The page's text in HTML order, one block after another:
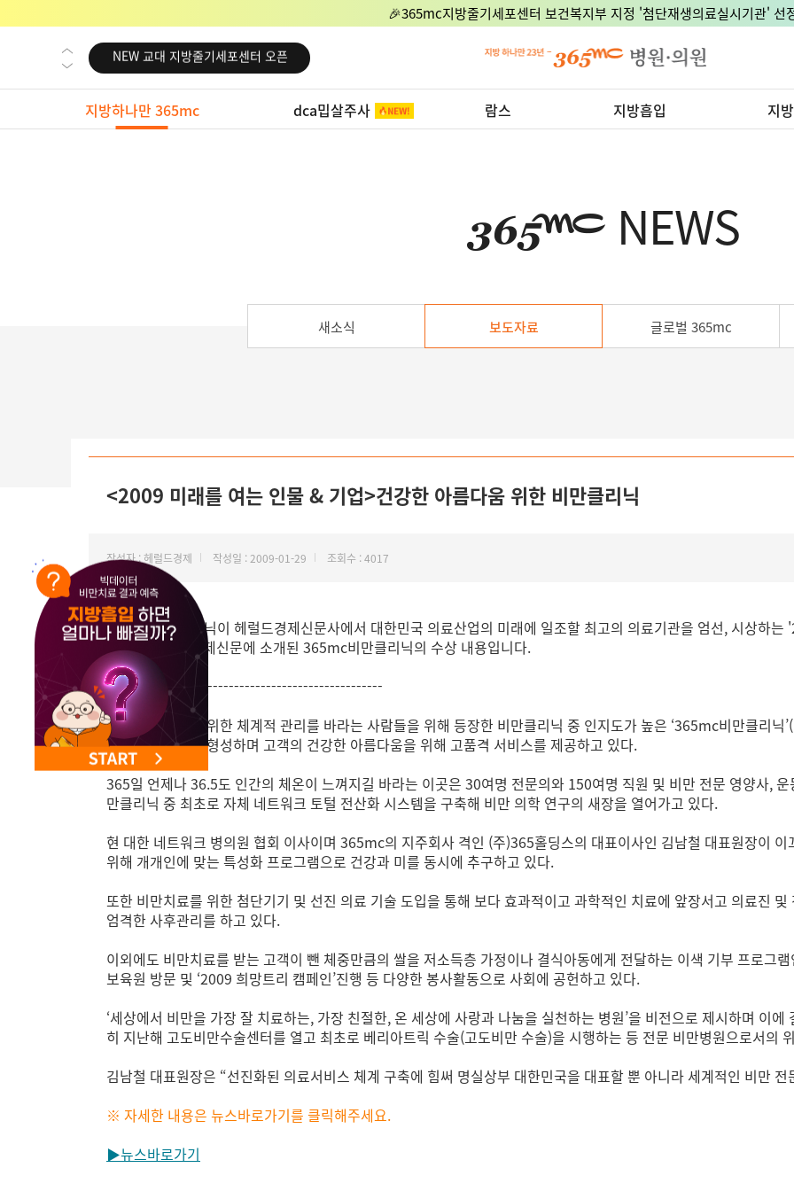
🎉365mc지방줄기세포센터 보건복지부 지정 '첨단재생의료실시기관' 선
NEW 교대 지방줄기세포센터 오픈
NEW 대전 지방줄기세포센터 오픈
NEW 노원 지방줄기세포센터 오픈
NEW 미국 LA점 오픈
NEW 미국 LA점 오픈
지방하나만 365mc dca밉살주사 람스 지방흡입 지
NEWS
새소식 보도자료 글로벌 365mc
<2009 미래를 여는 인물 & 기업>건강한 아름다움 위한 비만클리닉
작성자 : 헤럴드경제 작성일 : 2009-01-29 조회수 : 4017
365mc비만클리닉이 헤럴드경제신문사에서 대한민국 의료산업의 미래에 일조할 최고의 의료기관을 엄선, 시상하
아래는 헤럴드경제신문에 소개된 365mc비만클리닉의 수상 내용입니다.
----------------------------------------------------
다이어트 성공을 위한 체계적 관리를 바라는 사람들을 위해 등장한 비만클리닉 중 인지도가 높은 ‘365mc비만클리
개의 네트워크를 형성하며 고객의 건강한 아름다움을 위해 고품격 서비스를 제공하고 있다.
365일 언제나 36.5도 인간의 체온이 느껴지길 바라는 이곳은 30여명 전문의와 150여명 직원 및 비만 전문 영양사,
만클리닉 중 최초로 자체 네트워크 토털 전산화 시스템을 구축해 비만 의학 연구의 새장을 열어가고 있다.
현 대한 네트워크 병의원 협회 이사이며 365mc의 지주회사 격인 (주)365홀딩스의 대표이사인 김남철 대표원장이
위해 개개인에 맞는 특성화 프로그램으로 건강과 미를 동시에 추구하고 있다.
또한 비만치료를 위한 첨단기기 및 선진 의료 기술 도입을 통해 보다 효과적이고 과학적인 치료에 앞장서고 의료진
엄격한 사후관리를 하고 있다.
이외에도 비만치료를 받는 고객이 뺀 체중만큼의 쌀을 저소득층 가정이나 결식아동에게 전달하는 이색 기부 프로그
보육원 방문 및 ‘2009 희망트리 캠페인’진행 등 다양한 봉사활동으로 사회에 공헌하고 있다.
‘세상에서 비만을 가장 잘 치료하는, 가장 친절한, 온 세상에 사랑과 나눔을 실천하는 병원’을 비전으로 제시하며 이
히 지난해 고도비만수술센터를 열고 최초로 베리아트릭 수술(고도비만 수술)을 시행하는 등 전문 비만병원으로서의
김남철 대표원장은 “선진화된 의료서비스 체계 구축에 힘써 명실상부 대한민국을 대표할 뿐 아니라 세계적인 비만
※ 자세한 내용은 뉴스바로가기를 클릭해주세요.
▶뉴스바로가기